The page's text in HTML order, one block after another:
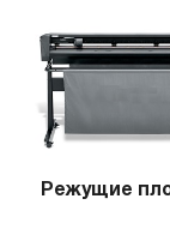
Режущие